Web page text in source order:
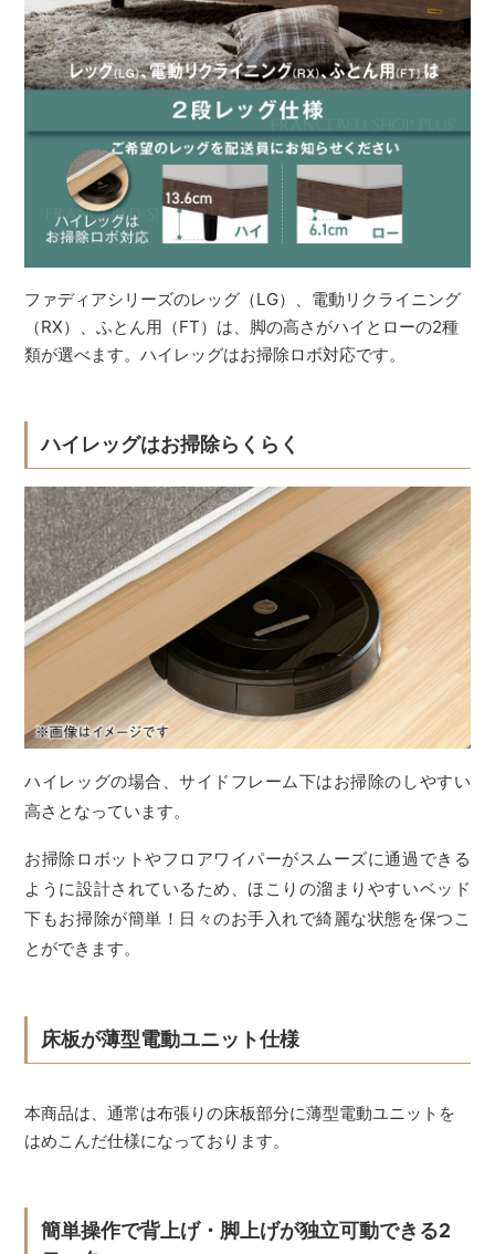
ファディアシリーズのレッグ（LG）、電動リクライニング
（RX）、ふとん用（FT）は、脚の高さがハイとローの2種
類が選べます。ハイレッグはお掃除ロボ対応です。
ハイレッグはお掃除らくらく
ハイレッグの場合、サイドフレーム下はお掃除のしやすい
高さとなっています。
お掃除ロボットやフロアワイパーがスムーズに通過できる
ように設計されているため、ほこりの溜まりやすいベッド
下もお掃除が簡単！日々のお手入れで綺麗な状態を保つこ
とができます。
床板が薄型電動ユニット仕様
本商品は、通常は布張りの床板部分に薄型電動ユニットを
はめこんだ仕様になっております。
簡単操作で背上げ・脚上げが独立可動できる2